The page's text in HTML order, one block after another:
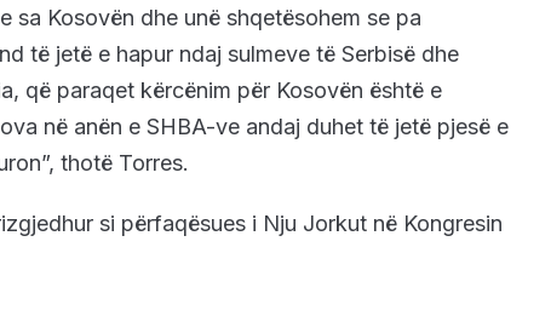
sa Kosovën dhe unë shqetësohem se pa
të jetë e hapur ndaj sulmeve të Serbisë dhe
që paraqet kërcënim për Kosovën është e
në anën e SHBA-ve andaj duhet të jetë pjesë e
thotë Torres.
si përfaqësues i Nju Jorkut në Kongresin